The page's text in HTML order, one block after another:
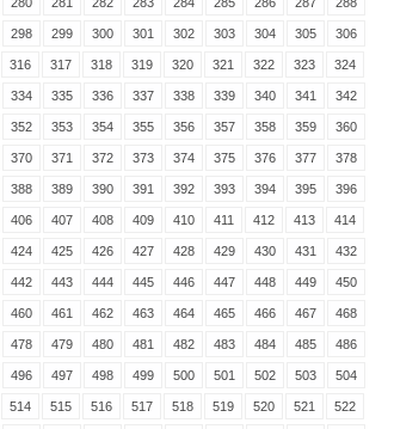
298 299 300 301 302 303 304 305 306
316 317 318 319 320 321 322 323 324
334 335 336 337 338 339 340 341 342
352 353 354 355 356 357 358 359 360
370 371 372 373 374 375 376 377 378
388 389 390 391 392 393 394 395 396
406 407 408 409 410 411 412 413 414
424 425 426 427 428 429 430 431 432
442 443 444 445 446 447 448 449 450
460 461 462 463 464 465 466 467 468
478 479 480 481 482 483 484 485 486
496 497 498 499 500 501 502 503 504
514 515 516 517 518 519 520 521 522